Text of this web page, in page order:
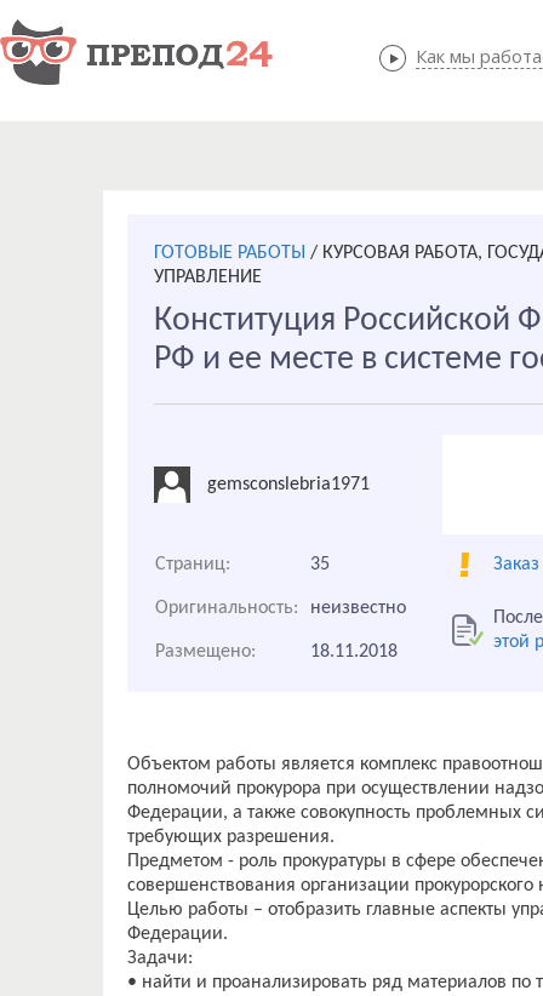
Как мы
Как мы
ГОТОВЫЕ РАБОТЫ / КУРСОВАЯ РАБОТА,
УПРАВЛЕНИЕ
Конституция Российской
РФ и ее месте в системе
gemsconslebria1971
Страниц: 35
Оригинальность: неизвестно
этой
Размещено: 18.11.2018
Объектом работы является комплекс
полномочий прокурора при осуществлении
Федерации, а также совокупность проблемных
требующих разрешения.
Предметом - роль прокуратуры в сфере
совершенствования организации
Целью работы – отобразить главные аспекты
Федерации.
Задачи:
• найти и проанализировать ряд материалов по